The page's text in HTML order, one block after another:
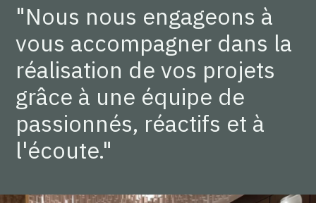
"Nous nous engageons à
vous accompagner dans la
réalisation de vos projets
grâce à une équipe de
passionnés, réactifs et à
l'écoute."